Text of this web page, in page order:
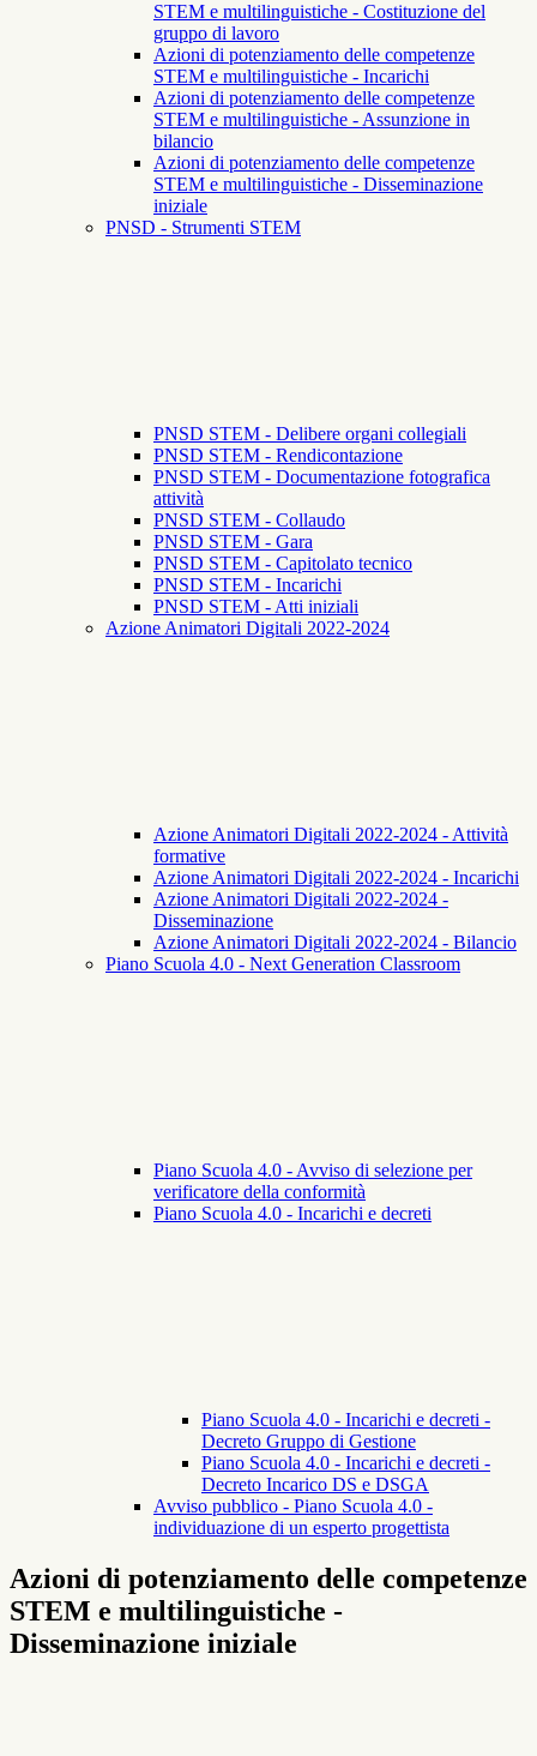
STEM e multilinguistiche - Costituzione del
gruppo di lavoro
Azioni di potenziamento delle competenze
STEM e multilinguistiche - Incarichi
Azioni di potenziamento delle competenze
STEM e multilinguistiche - Assunzione in
bilancio
Azioni di potenziamento delle competenze
STEM e multilinguistiche - Disseminazione
iniziale
PNSD - Strumenti STEM
PNSD STEM - Delibere organi collegiali
PNSD STEM - Rendicontazione
PNSD STEM - Documentazione fotografica
attività
PNSD STEM - Collaudo
PNSD STEM - Gara
PNSD STEM - Capitolato tecnico
PNSD STEM - Incarichi
PNSD STEM - Atti iniziali
Azione Animatori Digitali 2022-2024
Azione Animatori Digitali 2022-2024 - Attività
formative
Azione Animatori Digitali 2022-2024 - Incarichi
Azione Animatori Digitali 2022-2024 -
Disseminazione
Azione Animatori Digitali 2022-2024 - Bilancio
Piano Scuola 4.0 - Next Generation Classroom
Piano Scuola 4.0 - Avviso di selezione per
verificatore della conformità
Piano Scuola 4.0 - Incarichi e decreti
Piano Scuola 4.0 - Incarichi e decreti -
Decreto Gruppo di Gestione
Piano Scuola 4.0 - Incarichi e decreti -
Decreto Incarico DS e DSGA
Avviso pubblico - Piano Scuola 4.0 -
individuazione di un esperto progettista
Azioni di potenziamento delle competenze
STEM e multilinguistiche -
Disseminazione iniziale